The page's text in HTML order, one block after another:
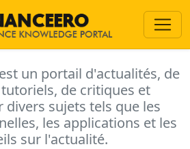
un portail d'actualités, de
de critiques et
divers sujets tels que les
les applications et les
sur l'actualité.